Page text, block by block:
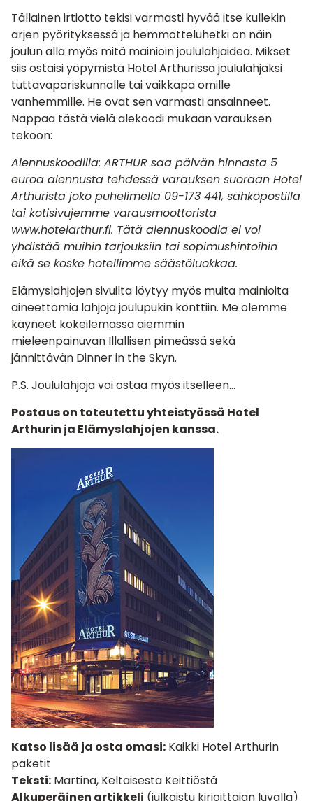
Tällainen irtiotto tekisi varmasti hyvää itse kullekin
arjen pyörityksessä ja hemmotteluhetki on näin
joulun alla myös mitä mainioin joululahjaidea. Mikset
siis ostaisi yöpymistä Hotel Arthurissa joululahjaksi
tuttavapariskunnalle tai vaikkapa omille
vanhemmille. He ovat sen varmasti ansainneet.
Nappaa tästä vielä alekoodi mukaan varauksen
tekoon:
Alennuskoodilla: ARTHUR saa päivän hinnasta 5
euroa alennusta tehdessä varauksen suoraan Hotel
Arthurista joko puhelimella 09-173 441, sähköpostilla
tai kotisivujemme varausmoottorista
www.hotelarthur.fi. Tätä alennuskoodia ei voi
yhdistää muihin tarjouksiin tai sopimushintoihin
eikä se koske hotellimme säästöluokkaa.
Elämyslahjojensivuilta löytyy myös muita mainioita
aineettomia lahjoja joulupukin konttiin. Me olemme
käyneet kokeilemassa aiemmin
mieleenpainuvan Illallisen pimeässäsekä
jännittävän Dinner in the Skyn.
P.S. Joululahjoja voi ostaa myös itselleen…
Postaus on toteutettu yhteistyössä Hotel
Arthurin ja Elämyslahjojen kanssa.
Katso lisää ja osta omasi: Kaikki Hotel Arthurin
paketit
Teksti: Martina, Keltaisesta Keittiöstä
Alkuperäinen artikkeli (julkaistu kirjoittajan luvalla)